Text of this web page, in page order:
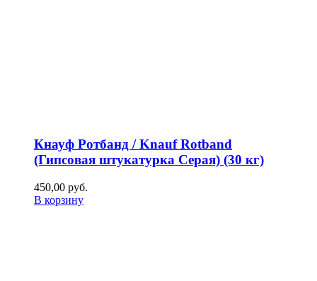
Кнауф Ротбанд / Knauf Rotband
(Гипсовая штукатурка Серая) (30 кг)
450,00 руб.
В корзину